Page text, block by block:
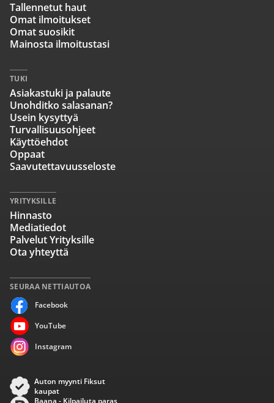
SEURAA NETTIAUTOA
Facebook
YouTube
Instagram
Tallennetut haut
Omat ilmoitukset
Omat suosikit
Mainosta ilmoitustasi
TUKI
Asiakastuki ja palaute
Unohditko salasanan?
Usein kysyttyä
Turvallisuusohjeet
Käyttöehdot
Oppaat
Saavutettavuusseloste
YRITYKSILLE
Hinnasto
Mediatiedot
Palvelut Yrityksille
Ota yhteyttä
Auton myynti Fiksut
kaupat
Baana - Kilpailuta paras